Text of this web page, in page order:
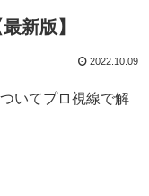
新版】
2022.10.09
いてプロ視線で解